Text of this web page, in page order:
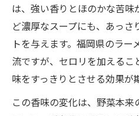
は、強い香りとほのかな苦
ど濃厚なスープにも、あっさ
トを与えます。福岡県のラー
流ですが、セロリを加える
味をすっきりとさせる効果が
この香味の変化は、野菜本